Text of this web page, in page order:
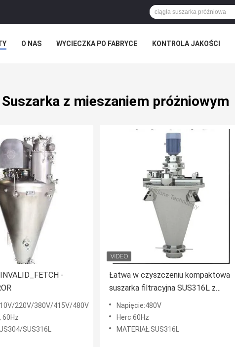
O NAS WYCIECZKA PO FABRYCE KONTROLA JAKOŚCI
Suszarka z mieszaniem próżniowym
-
220V/380V/415V/480V
60Hz
SUS316L
Łatwa w czyszczeniu kompaktowa
suszarka filtracyjna SUS316L z
mieszaniem Nutsche
Napięcie:480V
Herc:60Hz
MATERIAŁ:SUS316L